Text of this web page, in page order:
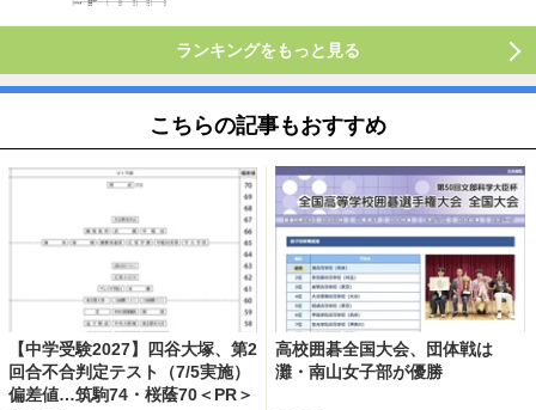
ランキングをもっと見る
こちらの記事もおすすめ
【中学受験2027】四谷大塚、第2
回合不合判定テスト（7/5実施）
偏差値…筑駒74・桜蔭70＜PR＞
高校囲碁全国大会、団体戦は
灘・南山女子部が優勝